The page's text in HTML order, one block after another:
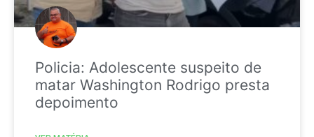
Policia: Adolescente suspeito de
matar Washington Rodrigo presta
depoimento